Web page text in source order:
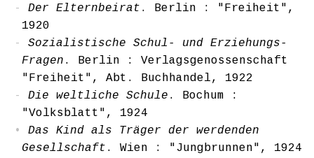
Der Elternbeirat . Berlin : "Freiheit",
1920
Sozialistische Schul- und Erziehungs-
Fragen . Berlin : Verlagsgenossenschaft
"Freiheit", Abt. Buchhandel, 1922
Die weltliche Schule . Bochum :
"Volksblatt", 1924
Das Kind als Träger der werdenden
Gesellschaft . Wien : "Jungbrunnen", 1924